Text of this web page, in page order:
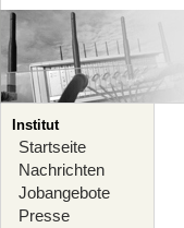
Institut
Startseite
Nachrichten
Jobangebote
Presse